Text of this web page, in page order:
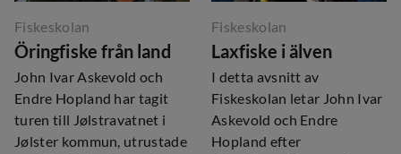
Fiskeskolan
Öringfiske från land
John Ivar Askevold och
Endre Hopland har tagit
turen till Jølstravatnet i
Jølster kommun, utrustade
Fiskeskolan
Laxfiske i älven
I detta avsnitt av
Fiskeskolan letar John Ivar
Askevold och Endre
Hopland efter